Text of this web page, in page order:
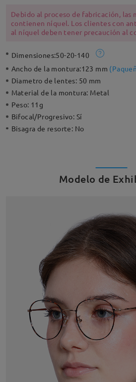
Debido al proceso de fabricación, las
contienen níquel. Los clientes con
al níquel deben tener precaución al
Dimensiones:50-20-140
Ancho de la montura:123 mm (
Diametro de lentes: 50 mm
Material de la montura: Metal
Peso: 11g
Bifocal/Progresivo: Sí
Bisagra de resorte: No
Modelo de